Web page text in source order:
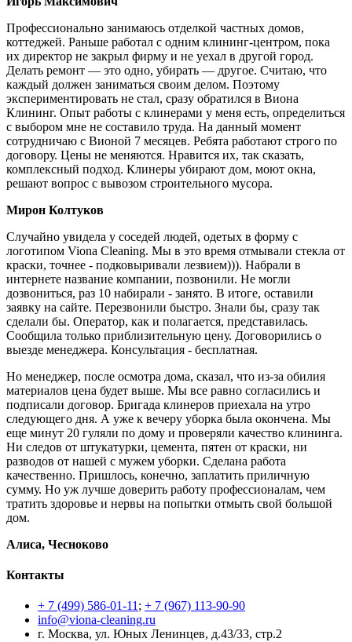
Профессионально занимаюсь отделкой частных домов,
коттеджей. Раньше работал с одним клининг-центром, пока
их директор не закрыл фирму и не уехал в другой город.
Делать ремонт — это одно, убирать — другое. Считаю, что
каждый должен заниматься своим делом. Поэтому
экспериментировать не стал, сразу обратился в Виона
Клининг. Опыт работы с клинерами у меня есть, определиться
с выбором мне не составило труда. На данный момент
сотрудничаю с Вионой 7 месяцев. Ребята работают строго по
договору. Цены не меняются. Нравится их, так сказать,
комплексный подход. Клинеры убирают дом, моют окна,
решают вопрос с вывозом строительного мусора.
Мирон Колтуков
Случайно увидела у соседей людей, одетых в форму с
логотипом Viona Cleaning. Мы в это время отмывали стекла от
краски, точнее - подковыривали лезвием))). Набрали в
интернете название компании, позвонили. Не могли
дозвониться, раз 10 набирали - занято. В итоге, оставили
заявку на сайте. Перезвонили быстро. Знали бы, сразу так
сделали бы. Оператор, как и полагается, представилась.
Сообщила только приблизительную цену. Договорились о
выезде менеджера. Консультация - бесплатная.
Но менеджер, после осмотра дома, сказал, что из-за обилия
материалов цена будет выше. Мы все равно согласились и
подписали договор. Бригада клинеров приехала на утро
следующего дня. А уже к вечеру уборка была окончена. Мы
еще минут 20 гуляли по дому и проверяли качество клининга.
Ни следов от штукатурки, цемента, пятен от краски, ни
разводов от нашей с мужем уборки. Сделана работа
качественно. Пришлось, конечно, заплатить приличную
сумму. Но уж лучше доверить работу профессионалам, чем
тратить здоровье и нервы на попытки отмыть свой большой
дом.
Алиса, Чесноково
Контакты
+ 7 (499) 586-01-11 ; + 7 (967) 113-90-90
info@viona-cleaning.ru
г. Москва, ул. Юных Ленинцев, д.43/33, стр.2